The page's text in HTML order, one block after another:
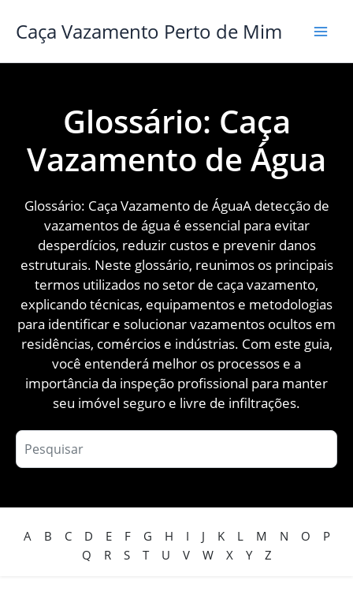
para
conteúdo
Caça Vazamento Perto de Mim
Glossário: Caça
Vazamento de Água
Glossário: Caça Vazamento de ÁguaA detecção de
vazamentos de água é essencial para evitar
desperdícios, reduzir custos e prevenir danos
estruturais. Neste glossário, reunimos os principais
termos utilizados no setor de caça vazamento,
explicando técnicas, equipamentos e metodologias
para identificar e solucionar vazamentos ocultos em
residências, comércios e indústrias. Com este guia,
você entenderá melhor os processos e a
importância da inspeção profissional para manter
seu imóvel seguro e livre de infiltrações.
A B C D E F G H I J K L M N O
P
Q
R S T U V W X Y Z